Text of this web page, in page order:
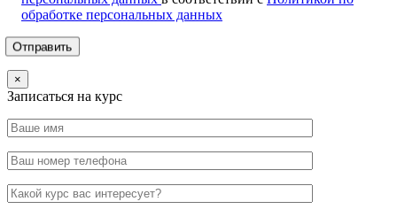
обработке персональных данных
×
Записаться на курс